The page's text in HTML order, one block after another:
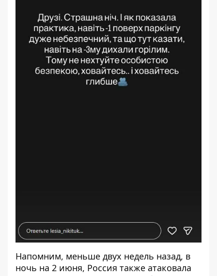
Напомним, меньше двух недель назад, в
ночь на 2 июня, Россия также атаковала